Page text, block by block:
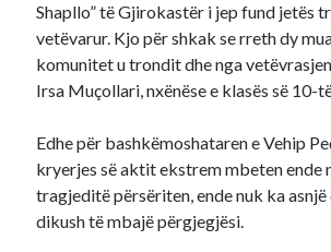
Shapllo” të Gjirokastër i jep fund jetës
vetëvarur. Kjo për shkak se rreth dy
komunitet u trondit dhe nga
Irsa Muçollari, nxënëse e klasës së 10-
Edhe për bashkëmoshataren e Vehip
kryerjes së aktit ekstrem mbeten ende
tragjeditë përsëriten, ende nuk ka
dikush të mbajë përgjegjësi.